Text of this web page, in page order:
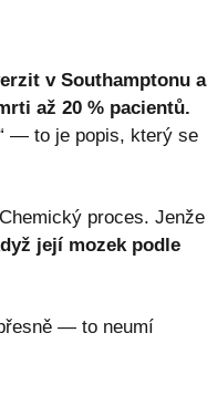
v Southamptonu a
až 20 % pacientů.
— to je popis, který se
proces. Jenže
její mozek podle
— to neumí